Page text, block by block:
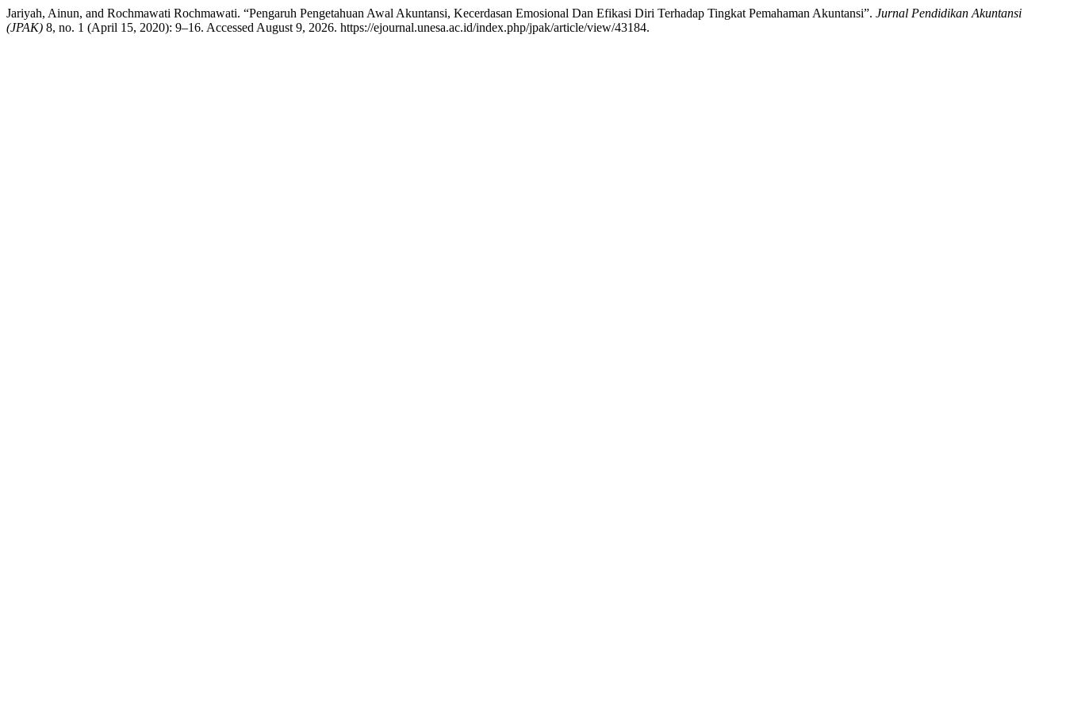
Jariyah, Ainun, and Rochmawati Rochmawati. “Pengaruh Pengetahuan Awal Akuntansi, Kecerdasan Emosional Dan Efikasi Diri Terhadap Tingkat Pemahaman Akuntansi”. Jurnal Pendidikan Akuntansi
(JPAK) 8, no. 1 (April 15, 2020): 9–16. Accessed August 9, 2026. https://ejournal.unesa.ac.id/index.php/jpak/article/view/43184.